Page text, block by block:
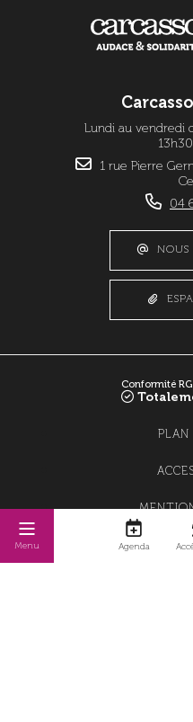
Menu Agenda
Lundi au vendredi
1 rue Pierre
04
NOUS
Conformité
POLITIQUE DE